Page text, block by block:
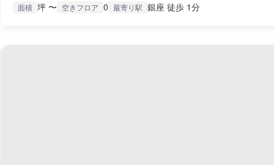
面積 坪 〜 空きフロア 0 最寄り駅 銀座 徒歩 1分